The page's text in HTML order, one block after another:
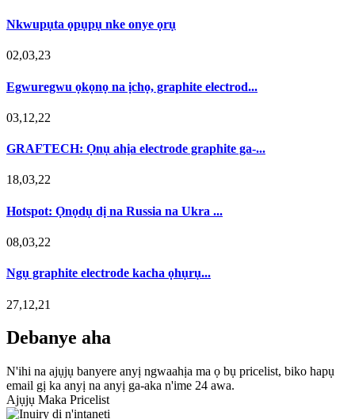
Nkwupụta ọpụpụ nke onye ọrụ
02,03,23
Egwuregwu ọkọnọ na ịchọ, graphite electrod...
03,12,22
GRAFTECH: Ọnụ ahịa electrode graphite ga-...
18,03,22
Hotspot: Ọnọdụ dị na Russia na Ukra ...
08,03,22
Ngụ graphite electrode kacha ọhụrụ...
27,12,21
Debanye aha
N'ihi na ajụjụ banyere anyị ngwaahịa ma ọ bụ pricelist, biko hapụ
email gị ka anyị na anyị ga-aka n'ime 24 awa.
Ajụjụ Maka Pricelist